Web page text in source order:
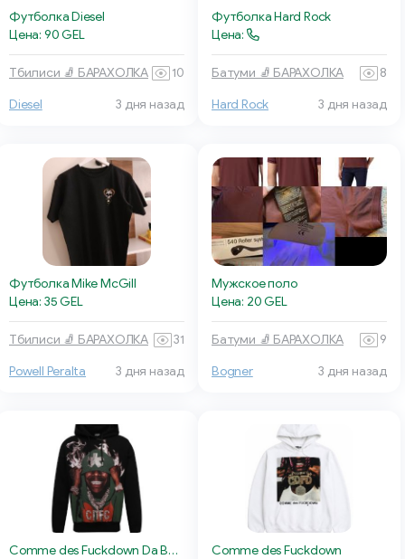
Футболка Diesel
Цена: 90 GEL
Тбилиси 🧦 БАРАХОЛКА 10
Diesel 3 дня назад
Футболка Hard Rock
Цена:
Батуми 🧦 БАРАХОЛКА 8
Hard Rock 3 дня назад
Футболка Mike McGill
Цена: 35 GEL
Тбилиси 🧦 БАРАХОЛКА 31
Powell Peralta 3 дня назад
Мужское поло
Цена: 20 GEL
Батуми 🧦 БАРАХОЛКА 9
Bogner 3 дня назад
Comme des Fuckdown Da Babby
Comme des Fuckdown